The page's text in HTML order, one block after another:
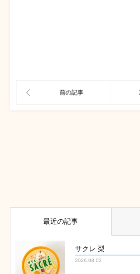
最近の記事
サクレ 梨
2026.08.03